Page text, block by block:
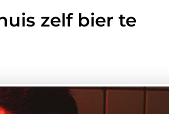
zelf bier te